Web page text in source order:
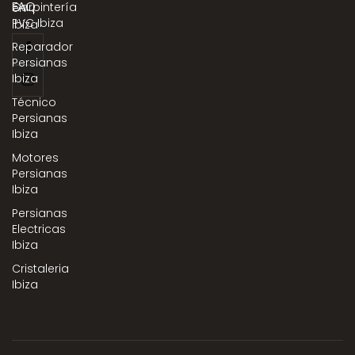
en
Ibiza
Carpintería
PVC Ibiza
Reparador
Persianas
Ibiza
Técnico
Persianas
Ibiza
Motores
Persianas
Ibiza
Persianas
Electricas
Ibiza
Cristaleria
Ibiza
FAQ